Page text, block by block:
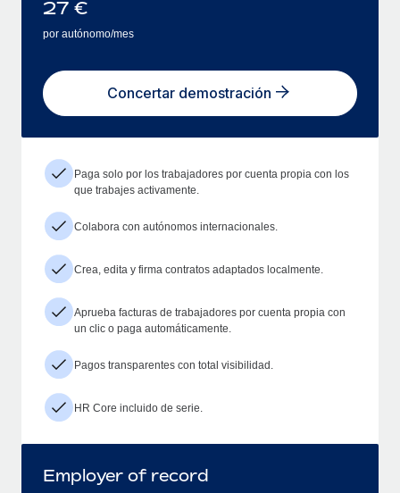
27 €
por autónomo/mes
Concertar demostración
Paga solo por los trabajadores por cuenta propia con los
que trabajes activamente.
Colabora con autónomos internacionales.
Crea, edita y firma contratos adaptados localmente.
Aprueba facturas de trabajadores por cuenta propia con
un clic o paga automáticamente.
Pagos transparentes con total visibilidad.
HR Core incluido de serie.
Employer of record